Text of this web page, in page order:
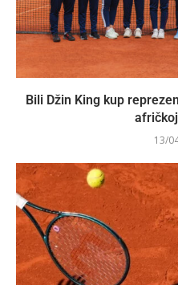
Bili Džin King kup
13/